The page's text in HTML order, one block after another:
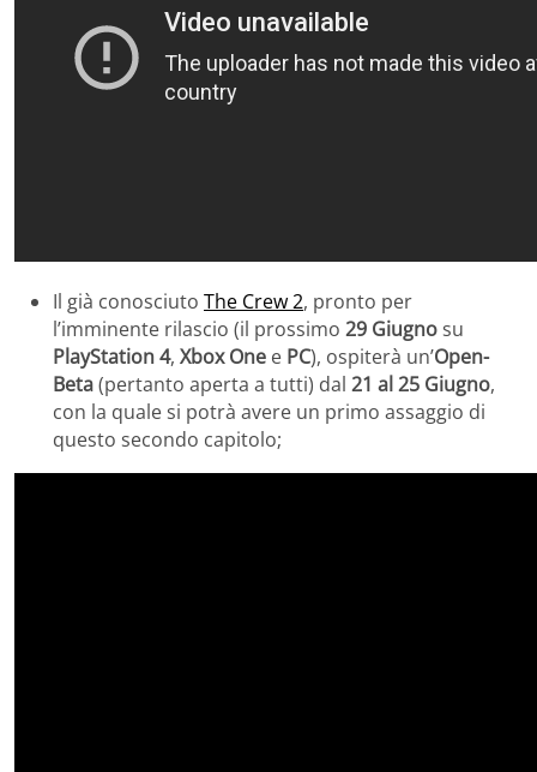
Il già conosciuto The Crew 2, pronto per
l’imminente rilascio (il prossimo 29 Giugnosu
PlayStation 4, Xbox One e PC), ospiterà un’Open-
Beta(pertanto aperta a tutti) dal 21 al 25 Giugno,
con la quale si potrà avere un primo assaggio di
questo secondo capitolo;